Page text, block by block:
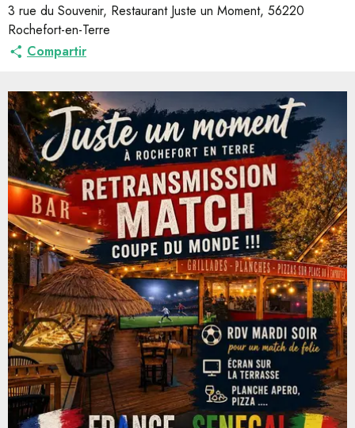
3 rue du Souvenir, Restaurant Juste un Moment, 56220
Rochefort-en-Terre
Compartir